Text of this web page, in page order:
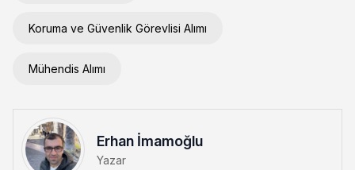
Koruma ve Güvenlik Görevlisi Alımı
Mühendis Alımı
Erhan İmamoğlu
Yazar